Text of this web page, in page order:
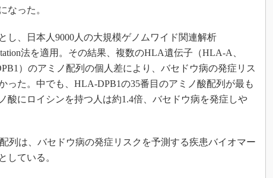
なった。
、日本人9000人の大規模ゲノムワイド関連解析
法を適用。その結果、複数のHLA遺伝子（HLA-A、
）のアミノ配列の個人差により、バセドウ病の発症リス
った。中でも、HLA-DPB1の35番目のアミノ酸配列が最も
酸にロイシンを持つ人は約1.4倍、バセドウ病を発症しや
列は、バセドウ病の発症リスクを予測する疾患バイオマー
している。